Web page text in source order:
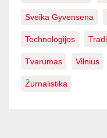
Sveika Gyvensena
Technologijos
Tvarumas Vilnius
Žurnalistika